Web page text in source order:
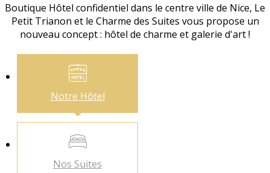
Boutique Hôtel confidentiel dans le centre ville de Nice, Le
Petit Trianon et le Charme des Suites vous propose un
nouveau concept : hôtel de charme et galerie d'art !
Notre Hôtel
Nos Suites